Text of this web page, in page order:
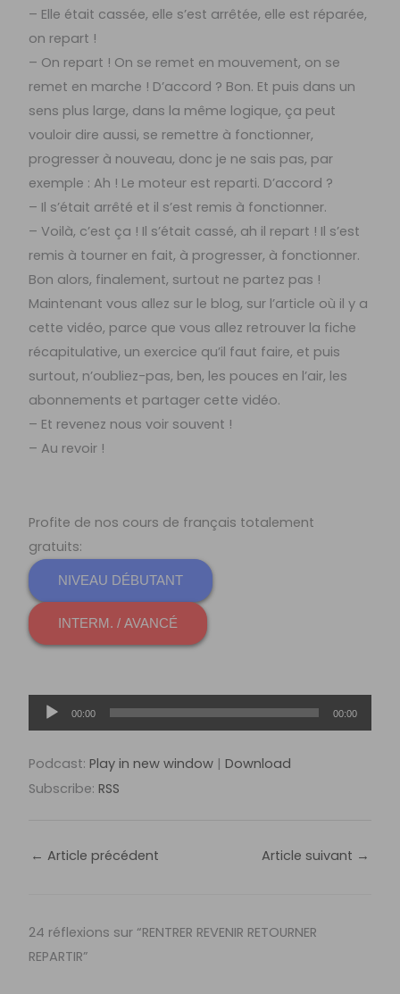
– Elle était cassée, elle s’est arrêtée, elle est réparée,
on repart !
– On repart ! On se remet en mouvement, on se
remet en marche ! D’accord ? Bon. Et puis dans un
sens plus large, dans la même logique, ça peut
vouloir dire aussi, se remettre à fonctionner,
progresser à nouveau, donc je ne sais pas, par
exemple : Ah ! Le moteur est reparti. D’accord ?
– Il s’était arrêté et il s’est remis à fonctionner.
– Voilà, c’est ça ! Il s’était cassé, ah il repart ! Il s’est
remis à tourner en fait, à progresser, à fonctionner.
Bon alors, finalement, surtout ne partez pas !
Maintenant vous allez sur le blog, sur l’article où il y a
cette vidéo, parce que vous allez retrouver la fiche
récapitulative, un exercice qu’il faut faire, et puis
surtout, n’oubliez-pas, ben, les pouces en l’air, les
abonnements et partager cette vidéo.
– Et revenez nous voir souvent !
– Au revoir !
Profite de nos cours de français totalement
gratuits:
NIVEAU DÉBUTANT
INTERM. / AVANCÉ
Lecteur
audio
00:00 00:00
Podcast:Play in new window |Download
Subscribe:RSS
← Article précédent Article suivant →
24 réflexions sur “RENTRER REVENIR RETOURNER
REPARTIR”